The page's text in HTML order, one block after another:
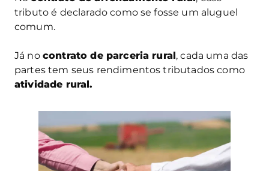
tributo é declarado como se fosse um aluguel
comum.
Já no contrato de parceria rural, cada uma das
partes tem seus rendimentos tributados como
atividade rural.